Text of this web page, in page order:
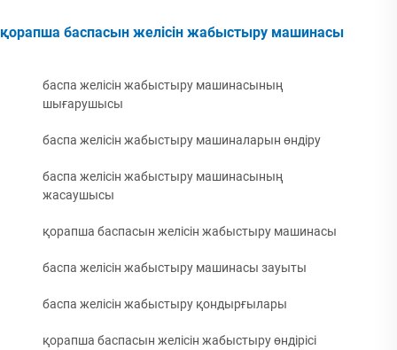
қорапша баспасын желісін жабыстыру машинасы
баспа желісін жабыстыру машинасының
шығарушысы
баспа желісін жабыстыру машиналарын өндіру
баспа желісін жабыстыру машинасының
жасаушысы
қорапша баспасын желісін жабыстыру машинасы
баспа желісін жабыстыру машинасы зауыты
баспа желісін жабыстыру қондырғылары
қорапша баспасын желісін жабыстыру өндірісі